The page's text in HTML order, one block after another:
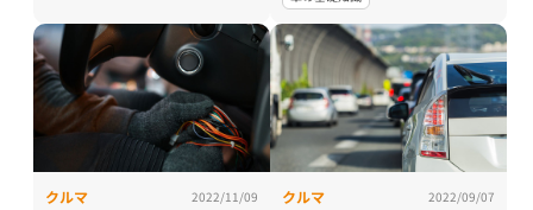
クルマ 2022/11/09 クルマ 2022/09/07